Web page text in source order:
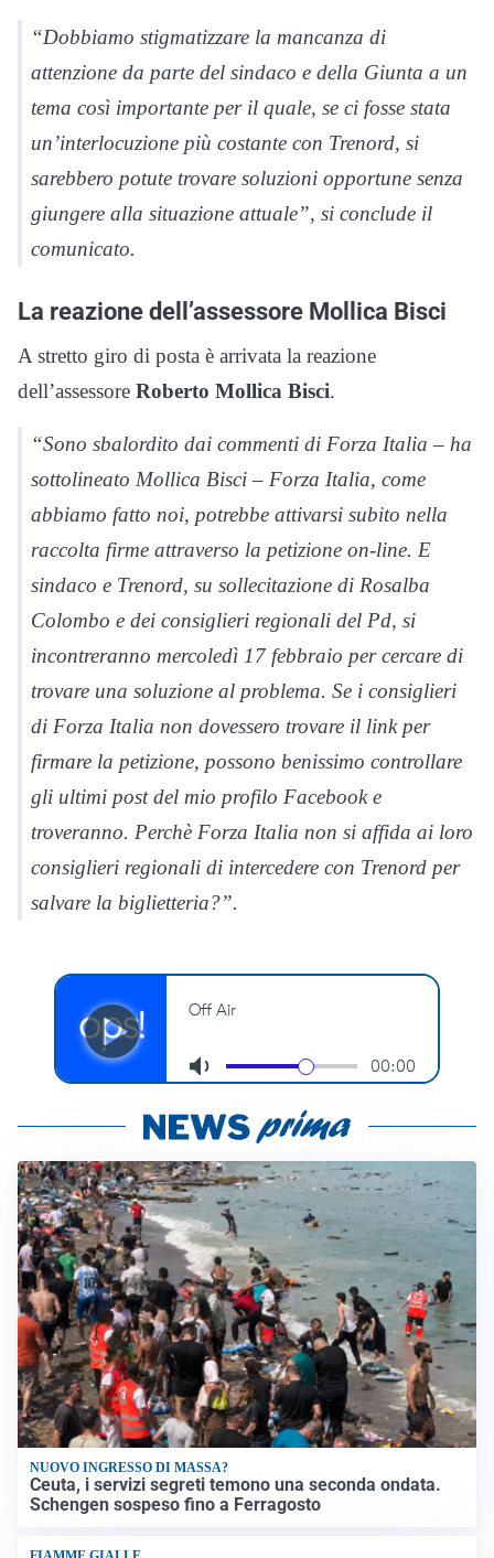
“Dobbiamo stigmatizzare la mancanza di
attenzione da parte del sindaco e della Giunta a un
tema così importante per il quale, se ci fosse stata
un’interlocuzione più costante con Trenord, si
sarebbero potute trovare soluzioni opportune senza
giungere alla situazione attuale”, si conclude il
comunicato.
La reazione dell’assessore Mollica Bisci
A stretto giro di posta è arrivata la reazione
dell’assessore Roberto Mollica Bisci.
“Sono sbalordito dai commenti di Forza Italia – ha
sottolineato Mollica Bisci – Forza Italia, come
abbiamo fatto noi, potrebbe attivarsi subito nella
raccolta firme attraverso la petizione on-line. E
sindaco e Trenord, su sollecitazione di Rosalba
Colombo e dei consiglieri regionali del Pd, si
incontreranno mercoledì 17 febbraio per cercare di
trovare una soluzione al problema. Se i consiglieri
di Forza Italia non dovessero trovare il link per
firmare la petizione, possono benissimo controllare
gli ultimi post del mio profilo Facebook e
troveranno. Perchè Forza Italia non si affida ai loro
consiglieri regionali di intercedere con Trenord per
salvare la biglietteria?”.
NUOVO INGRESSO DI MASSA?
Ceuta, i servizi segreti temono una seconda ondata.
Schengen sospeso fino a Ferragosto